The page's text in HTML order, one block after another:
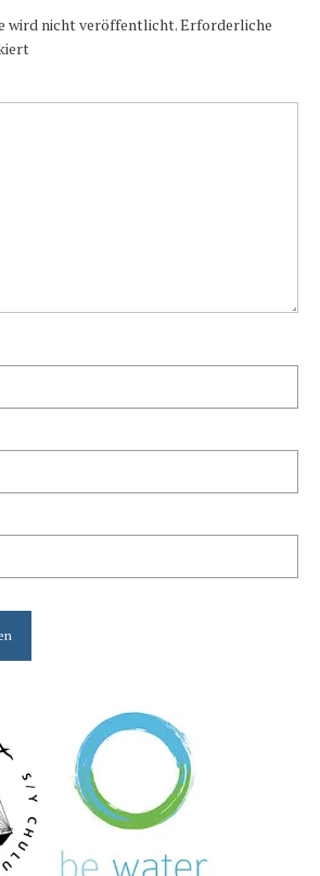
wird nicht veröffentlicht.Erforderliche